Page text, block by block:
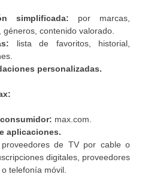
simplificada: por marcas,
géneros, contenido valorado.
lista de favoritos, historial,
personalizadas.
max.com.
aplicaciones.
proveedores de TV por cable o
digitales, proveedores
telefonía móvil.